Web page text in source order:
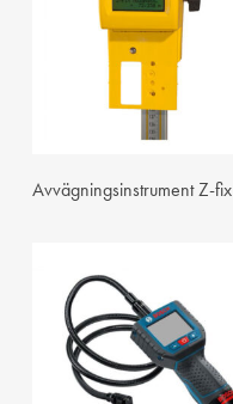
Visa
Avvägningsinstrument Z-fix